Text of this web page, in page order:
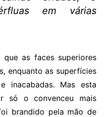
em várias
as faces superiores
enquanto as superfícies
inacabadas. Mas esta
só o convenceu mais
brandido pela mão de